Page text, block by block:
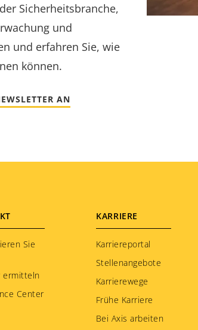
Sicherheitsbranche,
und
und erfahren Sie, wie
können.
AN
Sie
ermitteln
Center
KARRIERE
Karriereportal
Stellenangebote
Karrierewege
Frühe Karriere
Bei Axis arbeiten